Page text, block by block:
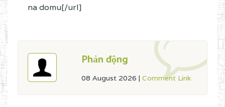
na domu[/url]
Phản động
08 August 2026 | Comment Link